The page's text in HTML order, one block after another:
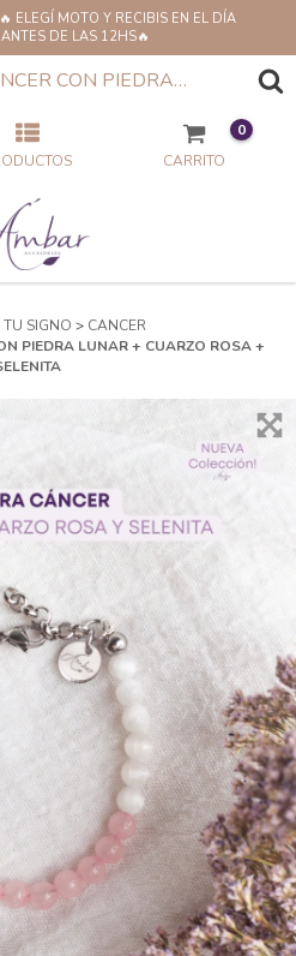
ELEGÍ MOTO Y RECIBIS EN EL DÍA
DE LAS 12HS🔥
PULSERA SIGNO CANCER CON PIEDRA LUNAR + CUARZO ROSA + SELENITA
CARRITO
0
TU SIGNO > CANCER
PIEDRA LUNAR + CUARZO ROSA +